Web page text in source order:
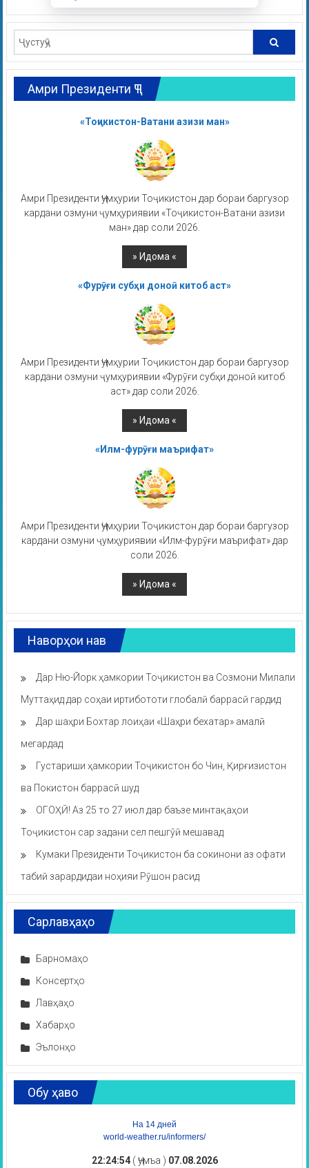
Амри Президенти ҶТ
«Тоҷикистон-Ватани азизи ман»
Амри Президенти Ҷумҳурии Тоҷикистон дар бораи баргузор
кардани озмуни ҷумҳуриявии «Тоҷикистон-Ватани азизи
ман» дар соли 2026.
«Фурӯғи субҳи доноӣ китоб аст»
Амри Президенти Ҷумҳурии Тоҷикистон дар бораи баргузор
кардани озмуни ҷумҳуриявии «Фурӯғи субҳи доноӣ китоб
аст» дар соли 2026.
«Илм-фурӯғи маърифат»
Амри Президенти Ҷумҳурии Тоҷикистон дар бораи баргузор
кардани озмуни ҷумҳуриявии «Илм-фурӯғи маърифат» дар
соли 2026.
Наворҳои нав
Дар Ню-Йорк ҳамкории Тоҷикистон ва Созмони Милали
Муттаҳид дар соҳаи иртибототи глобалӣ баррасӣ гардид
Дар шаҳри Бохтар лоиҳаи «Шаҳри бехатар» амалӣ
мегардад
Густариши ҳамкории Тоҷикистон бо Чин, Қирғизистон
ва Покистон баррасӣ шуд
ОГОҲӢ! Аз 25 то 27 июл дар баъзе минтақаҳои
Тоҷикистон сар задани сел пешгӯӣ мешавад
Кумаки Президенти Тоҷикистон ба сокинони аз офати
табиӣ зарардидаи ноҳияи Рӯшон расид
Сарлавҳаҳо
Барномаҳо
Консертҳо
Лавҳаҳо
Хабарҳо
Эълонҳо
Обу ҳаво
На 14 дней
world-weather.ru/informers/
22:24:54( Ҷумъа ) 07.08.2026